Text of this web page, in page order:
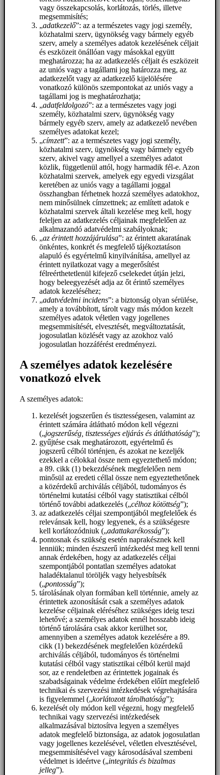
vagy összekapcsolás, korlátozás, törlés, illetve
megsemmisítés;
„adatkezelő”: az a természetes vagy jogi személy,
közhatalmi szerv, ügynökség vagy bármely egyéb
szerv, amely a személyes adatok kezelésének céljait
és eszközeit önállóan vagy másokkal együtt
meghatározza; ha az adatkezelés céljait és eszközeit
az uniós vagy a tagállami jog határozza meg, az
adatkezelőt vagy az adatkezelő kijelölésére
vonatkozó különös szempontokat az uniós vagy a
tagállami jog is meghatározhatja;
„adatfeldolgozó”: az a természetes vagy jogi
személy, közhatalmi szerv, ügynökség vagy
bármely egyéb szerv, amely az adatkezelő nevében
személyes adatokat kezel;
„címzett”: az a természetes vagy jogi személy,
közhatalmi szerv, ügynökség vagy bármely egyéb
szerv, akivel vagy amellyel a személyes adatot
közlik, függetlenül attól, hogy harmadik fél-e. Azon
közhatalmi szervek, amelyek egy egyedi vizsgálat
keretében az uniós vagy a tagállami joggal
összhangban férhetnek hozzá személyes adatokhoz,
nem minősülnek címzettnek; az említett adatok e
közhatalmi szervek általi kezelése meg kell, hogy
feleljen az adatkezelés céljainak megfelelően az
alkalmazandó adatvédelmi szabályoknak;
„az érintett hozzájárulása”: az érintett akaratának
önkéntes, konkrét és megfelelő tájékoztatáson
alapuló és egyértelmű kinyilvánítása, amellyel az
érintett nyilatkozat vagy a megerősítést
félreérthetetlenül kifejező cselekedet útján jelzi,
hogy beleegyezését adja az őt érintő személyes
adatok kezeléséhez;
„adatvédelmi incidens”: a biztonság olyan sérülése,
amely a továbbított, tárolt vagy más módon kezelt
személyes adatok véletlen vagy jogellenes
megsemmisítését, elvesztését, megváltoztatását,
jogosulatlan közlését vagy az azokhoz való
jogosulatlan hozzáférést eredményezi.
A személyes adatok kezelésére
vonatkozó elvek
A személyes adatok:
kezelését jogszerűen és tisztességesen, valamint az
érintett számára átlátható módon kell végezni
(„jogszerűség, tisztességes eljárás és átláthatóság”);
gyűjtése csak meghatározott, egyértelmű és
jogszerű célból történjen, és azokat ne kezeljék
ezekkel a célokkal össze nem egyeztethető módon;
a 89. cikk (1) bekezdésének megfelelően nem
minősül az eredeti céllal össze nem egyeztethetőnek
a közérdekű archiválás céljából, tudományos és
történelmi kutatási célból vagy statisztikai célból
történő további adatkezelés („célhoz kötöttség”);
az adatkezelés céljai szempontjából megfelelőek és
relevánsak kell, hogy legyenek, és a szükségesre
kell korlátozódniuk („adattakarékosság”);
pontosnak és szükség esetén naprakésznek kell
lenniük; minden észszerű intézkedést meg kell tenni
annak érdekében, hogy az adatkezelés céljai
szempontjából pontatlan személyes adatokat
haladéktalanul töröljék vagy helyesbítsék
(„pontosság”);
tárolásának olyan formában kell történnie, amely az
érintettek azonosítását csak a személyes adatok
kezelése céljainak eléréséhez szükséges ideig teszi
lehetővé; a személyes adatok ennél hosszabb ideig
történő tárolására csak akkor kerülhet sor,
amennyiben a személyes adatok kezelésére a 89.
cikk (1) bekezdésének megfelelően közérdekű
archiválás céljából, tudományos és történelmi
kutatási célból vagy statisztikai célból kerül majd
sor, az e rendeletben az érintettek jogainak és
szabadságainak védelme érdekében előírt megfelelő
technikai és szervezési intézkedések végrehajtására
is figyelemmel („korlátozott tárolhatóság”);
kezelését oly módon kell végezni, hogy megfelelő
technikai vagy szervezési intézkedések
alkalmazásával biztosítva legyen a személyes
adatok megfelelő biztonsága, az adatok jogosulatlan
vagy jogellenes kezelésével, véletlen elvesztésével,
megsemmisítésével vagy károsodásával szembeni
védelmet is ideértve („integritás és bizalmas
jelleg”).